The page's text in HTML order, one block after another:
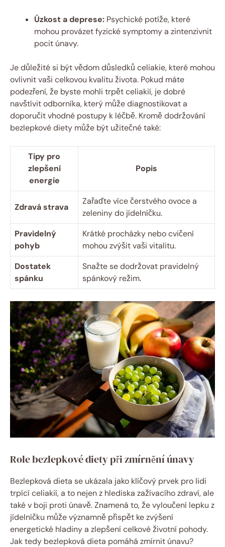
Úzkost a deprese: Psychické potíže, které
mohou provázet fyzické symptomy a zintenzivnit
pocit únavy.
Je důležité si být vědom důsledků celiakie, které mohou
ovlivnit vaši celkovou kvalitu života. Pokud máte
podezření, že byste mohli trpět celiakií, je dobré
navštívit odborníka, který může diagnostikovat a
doporučit vhodné postupy k léčbě. Kromě dodržování
bezlepkové diety může být užitečné také:
Tipy pro
zlepšení
energie
Popis
Zdravá strava
Zařaďte více čerstvého ovoce a
zeleniny do jídelníčku.
Pravidelný
pohyb
Krátké procházky nebo cvičení
mohou zvýšit vaši vitalitu.
Dostatek
spánku
Snažte se dodržovat pravidelný
spánkový režim.
Role bezlepkové diety při zmírnění únavy
Bezlepková dieta se ukázala jako klíčový prvek pro lidi
trpící celiakií, a to nejen z hlediska zažívacího zdraví, ale
také v boji proti únavě. Znamená to, že vyloučení lepku z
jídelníčku může významně přispět ke zvýšení
energetické hladiny a zlepšení celkové životní pohody.
Jak tedy bezlepková dieta pomáhá zmírnit únavu?